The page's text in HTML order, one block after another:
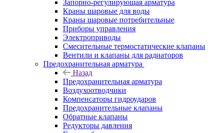
Запорно-регулирующая арматура
Краны шаровые для воды
Краны шаровые потребительные
Приборы управления
Электроприводы
Смесительные термостатические клапаны
Вентили и клапаны для радиаторов
Предохранительная арматура
Назад
Предохранительная арматура
Воздухоотводчики
Компенсаторы гидроударов
Предохранительные клапаны
Обратные клапаны
Редукторы давления